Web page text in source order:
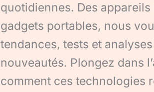
quotidiennes. Des
gadgets portables, nous
tendances, tests et
nouveautés. Plongez dans
comment ces technologies